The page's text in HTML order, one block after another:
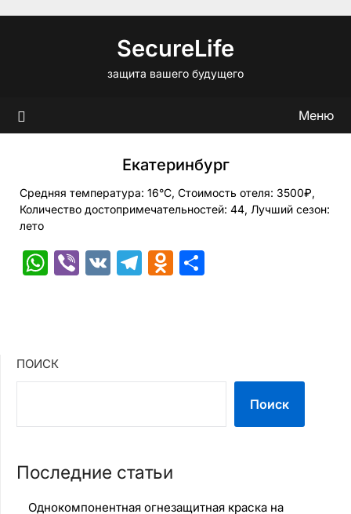
SecureLife
защита вашего будущего
Меню
Екатеринбург
Средняя температура: 16°C, Стоимость отеля: 3500₽,
Количество достопримечательностей: 44, Лучший сезон:
лето
WhatsApp
Viber
VK Telegram
Odnoklassniki
ПОИСК
Поиск
Последние статьи
Однокомпонентная огнезащитная краска на